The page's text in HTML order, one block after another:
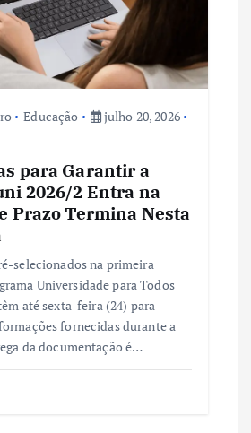
Educação
julho 20, 2026
para Garantir a
2026/2 Entra na
Prazo Termina Nesta
selecionados na primeira
Universidade para Todos
até sexta-feira (24) para
fornecidas durante a
da documentação é…